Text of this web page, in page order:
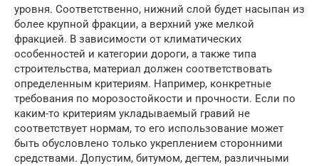
уровня. Соответственно, нижний слой будет насыпан из
более крупной фракции, а верхний уже мелкой
фракцией. В зависимости от климатических
особенностей и категории дороги, а также типа
строительства, материал должен соответствовать
определенным критериям. Например, конкретные
требования по морозостойкости и прочности. Если по
каким-то критериям укладываемый гравий не
соответствует нормам, то его использование может
быть обусловлено только укреплением сторонними
средствами. Допустим, битумом, дегтем, различными